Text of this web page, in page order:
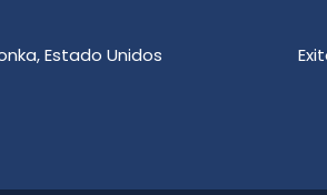
Estado Unidos